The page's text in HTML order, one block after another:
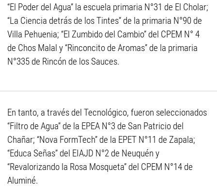
“El Poder del Agua” la escuela primaria N°31 de El Cholar;
“La Ciencia detrás de los Tintes” de la primaria N°90 de
Villa Pehuenia; “El Zumbido del Cambio” del CPEM N° 4
de Chos Malal y “Rinconcito de Aromas” de la primaria
N°335 de Rincón de los Sauces.
En tanto, a través del Tecnológico, fueron seleccionados
“Filtro de Agua” de la EPEA N°3 de San Patricio del
Chañar; “Nova FormTech” de la EPET N°11 de Zapala;
“Educa Señas” del EIAJD N°2 de Neuquén y
“Revalorizando la Rosa Mosqueta” del CPEM N°14 de
Aluminé.